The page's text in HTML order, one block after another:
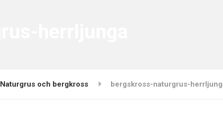
Naturgrus och bergkross bergskross-naturgrus-